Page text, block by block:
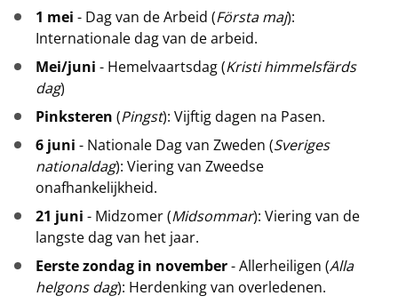
1 mei - Dag van de Arbeid (Första maj):
Internationale dag van de arbeid.
Mei/juni - Hemelvaartsdag (Kristi himmelsfärds
dag)
Pinksteren (Pingst): Vijftig dagen na Pasen.
6 juni - Nationale Dag van Zweden (Sveriges
nationaldag): Viering van Zweedse
onafhankelijkheid.
21 juni - Midzomer (Midsommar): Viering van de
langste dag van het jaar.
Eerste zondag in november- Allerheiligen (Alla
helgons dag): Herdenking van overledenen.